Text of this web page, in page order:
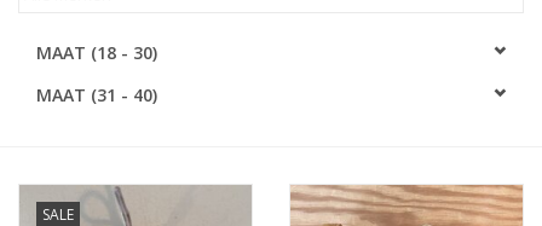
SOFTSOLES
Cadeaubonnen
MAAT (18 - 30)
MAAT (31 - 40)
SALE